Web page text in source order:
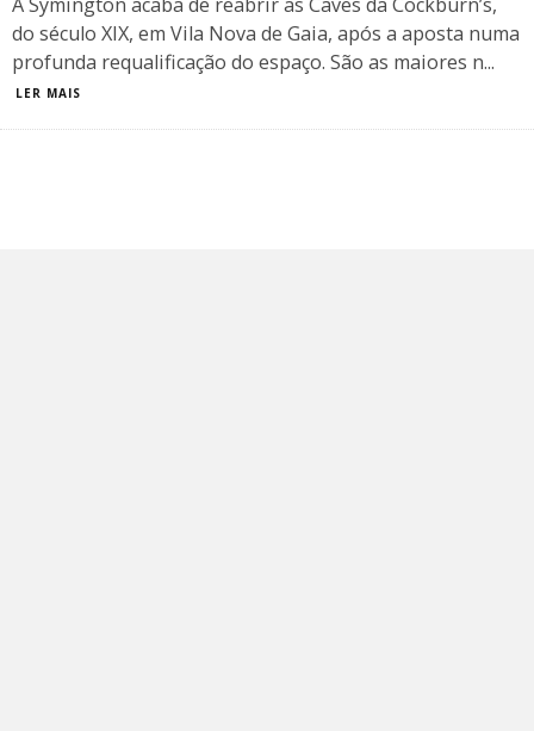
do século XIX, em Vila Nova de Gaia, após a aposta numa
profunda requalificação do espaço. São as maiores n...
LER MAIS